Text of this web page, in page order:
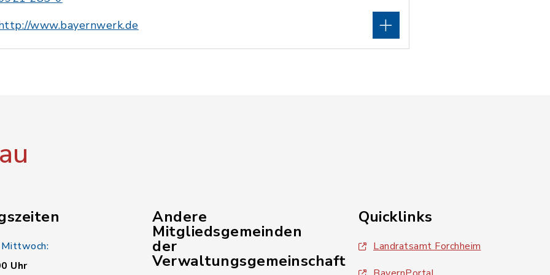
www.bayernwerk.de
Uhr
Andere
Mitgliedsgemeinden
der
Verwaltungsgemeinschaft
Quicklinks
Landratsamt Forchheim